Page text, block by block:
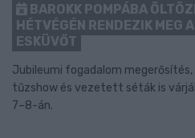
BAROKK POMPÁBA
HÉTVÉGÉN RENDEZIK MEG
ESKÜVŐT
Jubileumi fogadalom
tűzshow és vezetett séták is
7–8-án.